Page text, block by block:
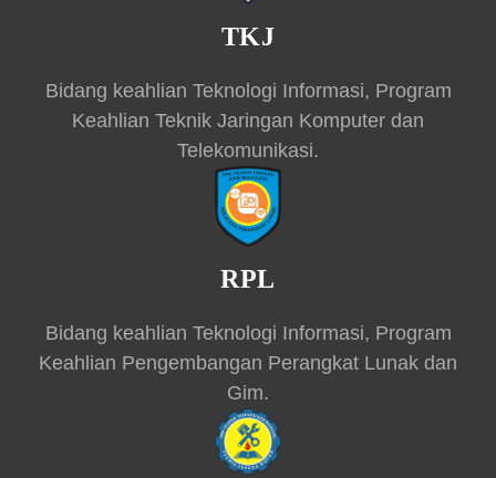
TKJ
Bidang keahlian Teknologi Informasi, Program
Keahlian Teknik Jaringan Komputer dan
Telekomunikasi.
RPL
Bidang keahlian Teknologi Informasi, Program
Keahlian Pengembangan Perangkat Lunak dan
Gim.